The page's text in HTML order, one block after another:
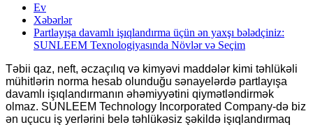
Ev
Xəbərlər
Partlayışa davamlı işıqlandırma üçün ən yaxşı bələdçiniz:
SUNLEEM Texnologiyasında Növlər və Seçim
Təbii qaz, neft, əczaçılıq və kimyəvi maddələr kimi təhlükəli
mühitlərin norma hesab olunduğu sənayelərdə partlayışa
davamlı işıqlandırmanın əhəmiyyətini qiymətləndirmək
olmaz. SUNLEEM Technology Incorporated Company-də biz
ən uçucu iş yerlərini belə təhlükəsiz şəkildə işıqlandırmaq